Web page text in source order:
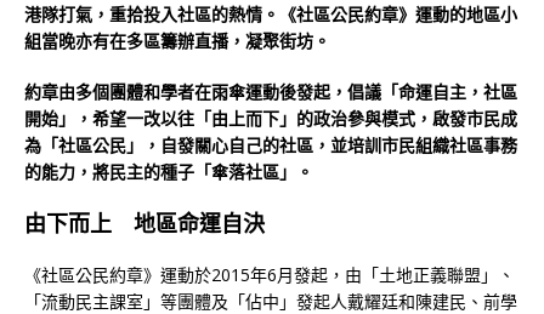
港隊打氣，重拾投入社區的熱情。《社區公民約章》運動的地區小
組當晚亦有在多區籌辦直播，凝聚街坊。
約章由多個團體和學者在雨傘運動後發起，倡議「命運自主，社區
開始」，希望一改以往「由上而下」的政治參與模式，啟發市民成
為「社區公民」，自發關心自己的社區，並培訓市民組織社區事務
的能力，將民主的種子「傘落社區」。
由下而上 地區命運自決
《社區公民約章》運動於2015年6月發起，由「土地正義聯盟」、
「流動民主課室」等團體及「佔中」發起人戴耀廷和陳建民、前學